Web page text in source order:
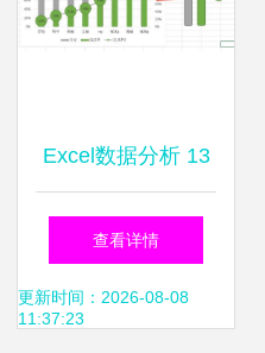
Excel数据分析 13
个图表可视化技巧
与数据处理实战
查看详情
更新时间：2026-08-08
11:37:23